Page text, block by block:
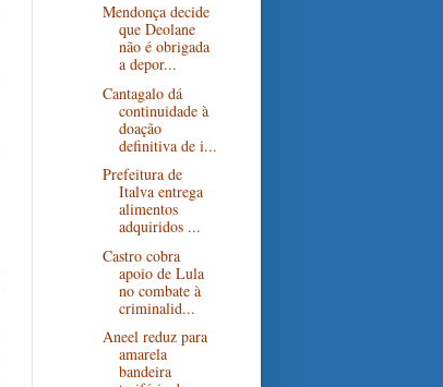
Mendonça decide
que Deolane
não é obrigada
a depor...
Cantagalo dá
continuidade à
doação
definitiva de i...
Prefeitura de
Italva entrega
alimentos
adquiridos ...
Castro cobra
apoio de Lula
no combate à
criminalid...
Aneel reduz para
amarela
bandeira